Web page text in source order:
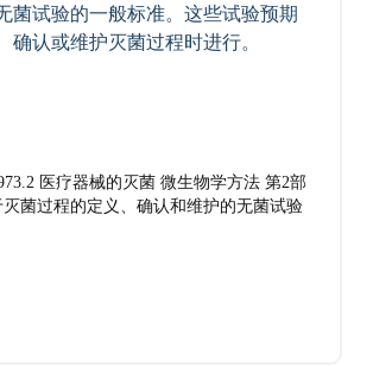
菌试验的一般标准。这些试验预期
确认或维护灭菌过程时进行。
医疗器械的灭菌 微生物学方法 第2部
菌过程的定义、确认和维护的无菌试验